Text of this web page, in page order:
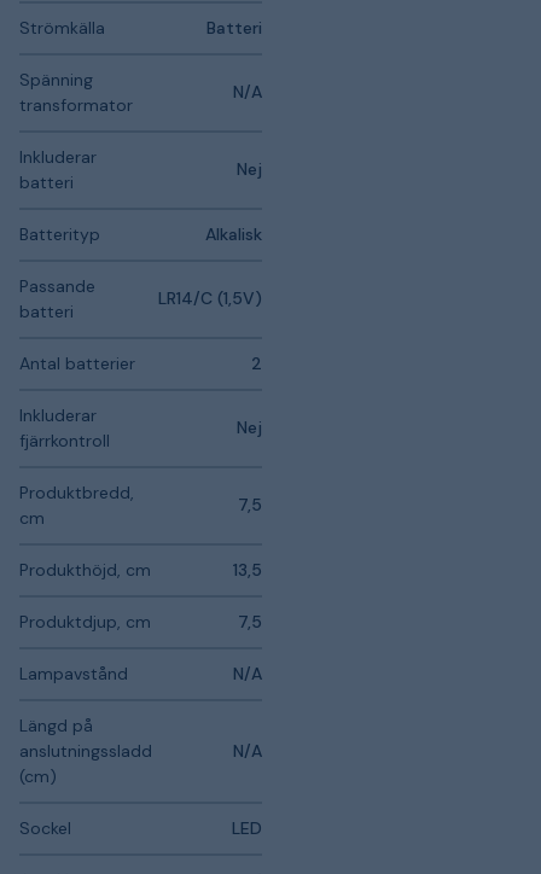
Strömkälla Batteri
Spänning
transformator
N/A
Inkluderar
batteri
Nej
Batterityp Alkalisk
Passande
batteri
LR14/C (1,5V)
Antal batterier 2
Inkluderar
fjärrkontroll
Nej
Produktbredd,
cm
7,5
Produkthöjd, cm 13,5
Produktdjup, cm 7,5
Lampavstånd N/A
Längd på
anslutningssladd
(cm)
N/A
Sockel LED